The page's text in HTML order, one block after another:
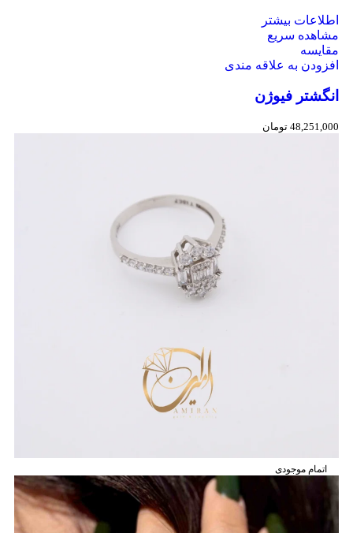
اطلاعات بیشتر
مشاهده سریع
مقایسه
افزودن به علاقه مندی
انگشتر فیوژن
48,251,000 تومان
اتمام موجودی